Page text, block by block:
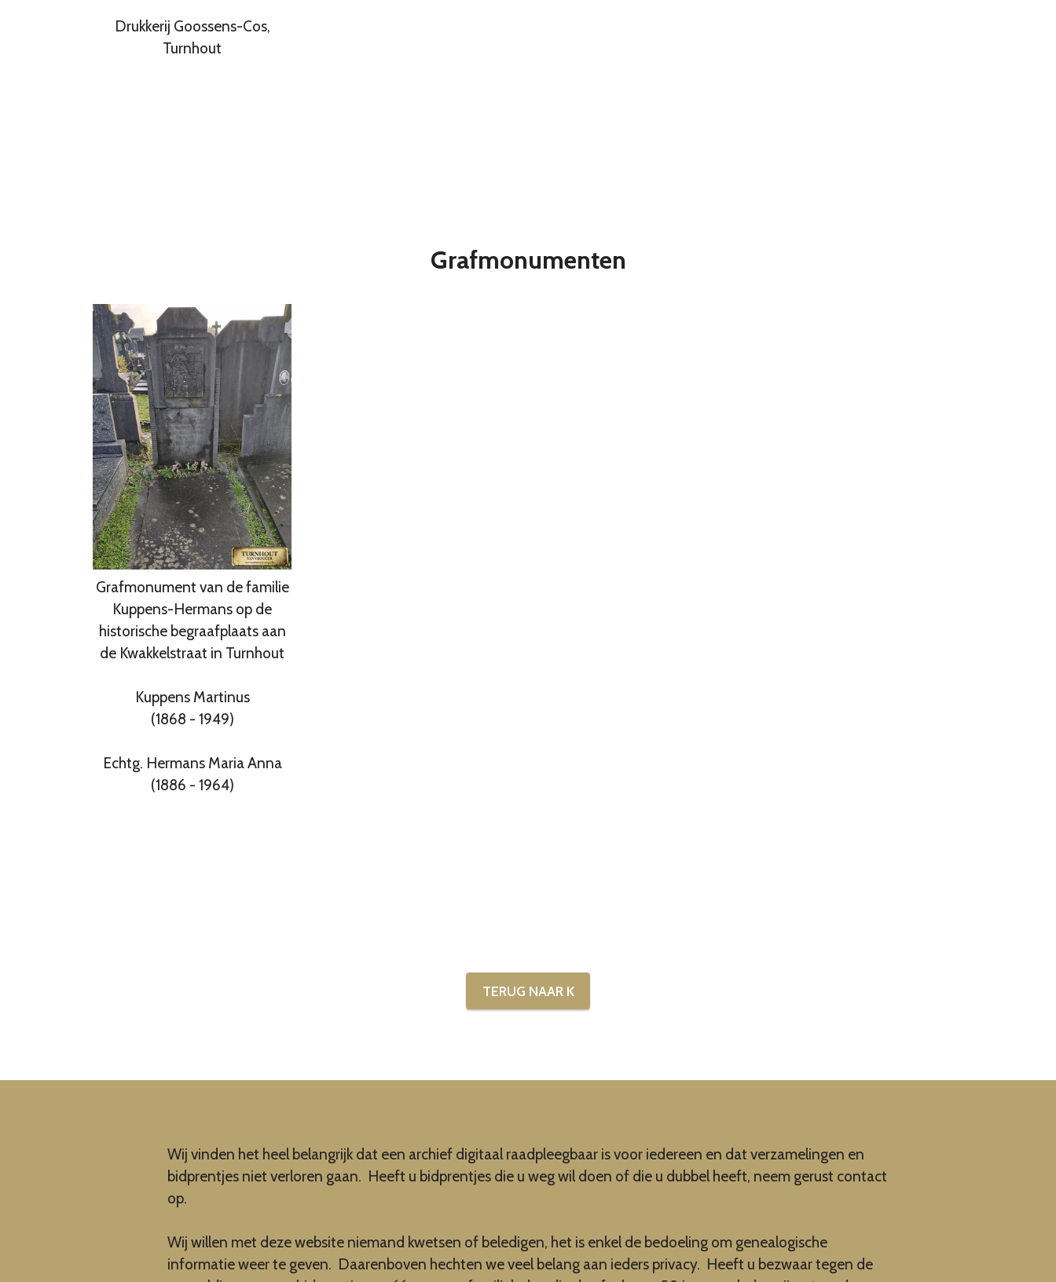
Drukkerij Goossens-Cos,
Turnhout
Grafmonumenten
Grafmonument van de familie
Kuppens-Hermans op de
historische begraafplaats aan
de Kwakkelstraat in Turnhout
Kuppens Martinus
(1868 - 1949)
Echtg. Hermans Maria Anna
(1886 - 1964)
TERUG NAAR K
Wij vinden het heel belangrijk dat een archief digitaal raadpleegbaar is voor iedereen en dat verzamelingen en
bidprentjes niet verloren gaan. Heeft u bidprentjes die u weg wil doen of die u dubbel heeft, neem gerust contact
op.
Wij willen met deze website niemand kwetsen of beledigen, het is enkel de bedoeling om genealogische
informatie weer te geven. Daarenboven hechten we veel belang aan ieders privacy. Heeft u bezwaar tegen de